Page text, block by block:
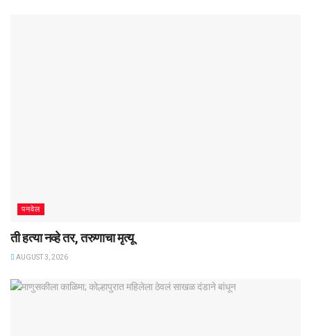
पनवेल
ती हत्या नव्हे तर, तरुणाचा मृत्यू
AUGUST 3, 2026